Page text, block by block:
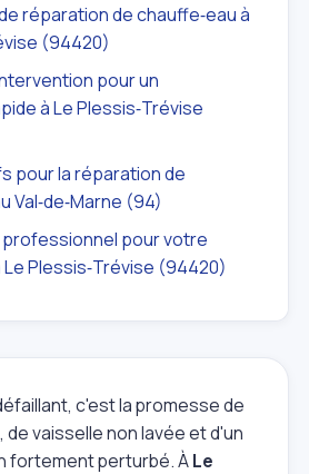
réparation de chauffe‑eau à
(94420)
pour un
à Le Plessis‑Trévise
pour la réparation de
Val‑de‑Marne (94)
professionnel pour votre
Le Plessis‑Trévise (94420)
c'est la promesse de
vaisselle non lavée et d'un
fortement perturbé. ÀLe